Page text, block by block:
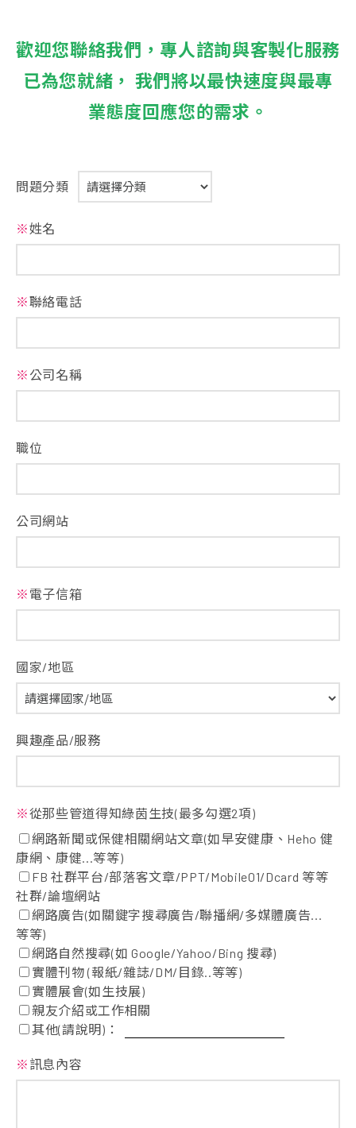
歡迎您聯絡我們，專人諮詢與客製化服務
已為您就緒， 我們將以最快速度與最專
業態度回應您的需求。
問題分類
※姓名
※聯絡電話
※ 公司名稱
職位
公司網站
※ 電子信箱
國家/地區
興趣產品/服務
※從那些管道得知綠茵生技(最多勾選2項)
網路新聞或保健相關網站文章(如早安健康、Heho 健
康網、康健...等等)
FB 社群平台/部落客文章/PPT/Mobile01/Dcard 等等
社群/論壇網站
網路廣告(如關鍵字搜尋廣告/聯播網/多媒體廣告...
等等)
網路自然搜尋(如 Google/Yahoo/Bing 搜尋)
實體刊物 (報紙/雜誌/DM/目錄..等等)
實體展會(如生技展)
親友介紹或工作相關
其他(請說明)：
※ 訊息內容